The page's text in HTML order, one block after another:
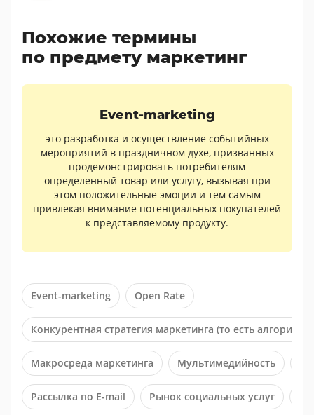
Похожие термины
по предмету маркетинг
Event-marketing
это разработка и осуществление событийных
мероприятий в праздничном духе, призванных
продемонстрировать потребителям
определенный товар или услугу, вызывая при
этом положительные эмоции и тем самым
привлекая внимание потенциальных покупателей
к представляемому продукту.
Event-marketing Open Rate
Конкурентная стратегия маркетинга (то есть
Макросреда маркетинга Мультимедийность
Рассылка по E-mail Рынок социальных услуг